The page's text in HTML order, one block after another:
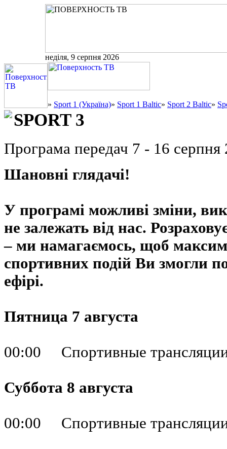
неділя, 9 серпня 2026
» Sport 1 (Україна)» Sport 1 Baltic» Sport 2 Baltic»
SPORT 3
Програма передач 7 - 16 серпня
Шановні глядачі!
У програмі можливі зміни,
не залежать від нас.
– ми намагаємось, щоб
спортивних подій Ви змогли
ефірі.
Пятница 7 августа
00:00 Спортивные
Суббота 8 августа
00:00 Спортивные